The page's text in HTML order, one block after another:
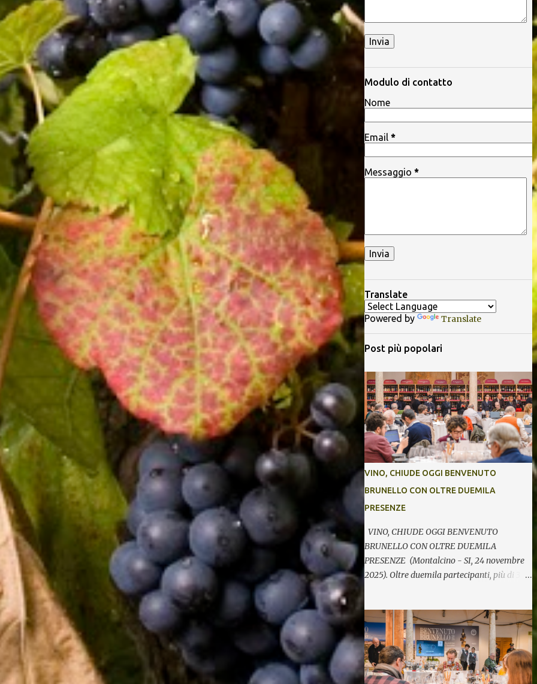
Modulo di contatto
Nome
Email *
Messaggio *
Translate
Powered by Translate
Post più popolari
VINO, CHIUDE OGGI BENVENUTO
BRUNELLO CON OLTRE DUEMILA
PRESENZE
VINO, CHIUDE OGGI BENVENUTO
BRUNELLO CON OLTRE DUEMILA
PRESENZE (Montalcino - SI, 24 novembre
2025). Oltre duemila partecipanti, più di 370
edizione di Benvenuto Brunello, l’annuale
evento di presentazione delle nuove annate
del principe dei rossi toscani a cura del
Consorzio del vino Brunello di Montalcino.
In assaggio nei calici, il millesimo 2021, la